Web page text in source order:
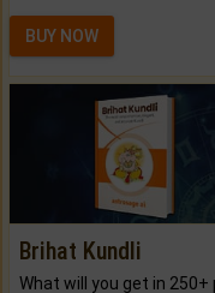
BUY NOW
Brihat Kundli